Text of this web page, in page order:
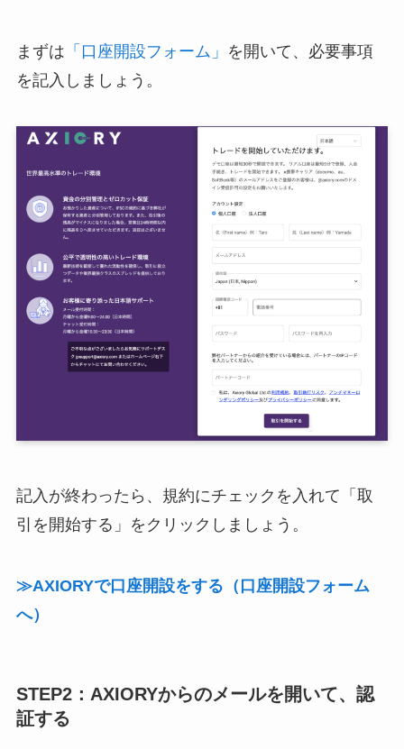
まずは 「口座開設フォーム」 を開いて、必要事項
を記入しましょう。
記入が終わったら、規約にチェックを入れて「取
引を開始する」をクリックしましょう。
≫AXIORYで口座開設をする（口座開設フォーム
へ）
STEP2：AXIORYからのメールを開いて、認
証する